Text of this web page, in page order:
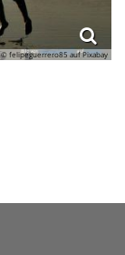
© felipeguerrero85 auf Pixabay